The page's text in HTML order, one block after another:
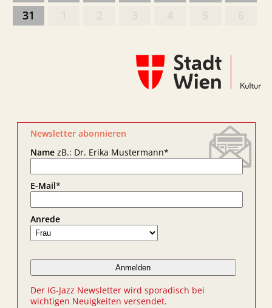
31
Newsletter abonnieren
NamezB.: Dr. Erika Mustermann*
E-Mail*
Anrede
Der IG-Jazz Newsletter wird sporadisch bei
wichtigen Neuigkeiten versendet.